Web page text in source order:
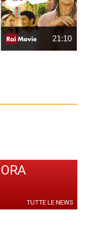
21:10
TUTTE LE NEWS